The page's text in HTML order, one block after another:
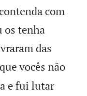
com
os tenha
das
vocês não
e fui lutar